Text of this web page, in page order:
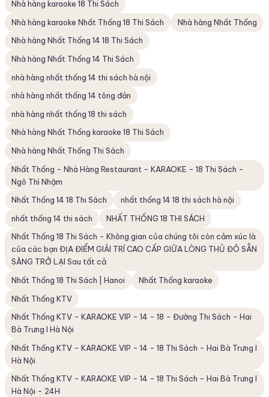
Nhà hàng karaoke 18 Thi Sách
Nhà hàng karaoke Nhất Thống 18 Thi Sách
Nhà hàng Nhất Thống
Nhà hàng Nhất Thống 14 18 Thi Sách
Nhà hàng Nhất Thống 14 Thi Sách
nhà hàng nhất thống 14 thi sách hà nội
nhà hàng nhất thống 14 tông đản
nhà hàng nhất thống 18 thi sách
Nhà hàng Nhất Thống karaoke 18 Thi Sách
Nhà hàng Nhất Thống Thi Sách
Nhất Thống - Nhà Hàng Restaurant - KARAOKE - 18 Thi Sách -
Ngô Thì Nhậm
Nhất Thống 14 18 Thi Sách
nhất thống 14 18 thi sách hà nội
nhất thống 14 thi sách
NHẤT THỐNG 18 THI SÁCH
Nhất Thống 18 Thi Sách - Không gian của chúng tôi còn cảm xúc là
của các bạn ĐỊA ĐIỂM GIẢI TRÍ CAO CẤP GIỮA LÒNG THỦ ĐÔ SẴN
SÀNG TRỞ LẠI Sau tất cả
Nhất Thống 18 Thi Sách | Hanoi
Nhất Thống karaoke
Nhất Thống KTV
Nhất Thống KTV - KARAOKE VIP - 14 - 18 - Đường Thi Sách - Hai
Bà Trưng I Hà Nội
Nhất Thống KTV - KARAOKE VIP - 14 - 18 Thi Sách - Hai Bà Trưng I
Hà Nội
Nhất Thống KTV - KARAOKE VIP - 14 - 18 Thi Sách - Hai Bà Trưng I
Hà Nội - 24H